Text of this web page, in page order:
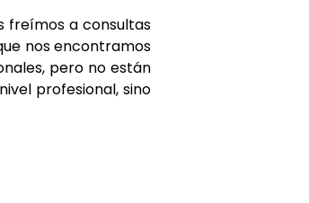
freímos a consultas
nos encontramos
pero no están
profesional, sino